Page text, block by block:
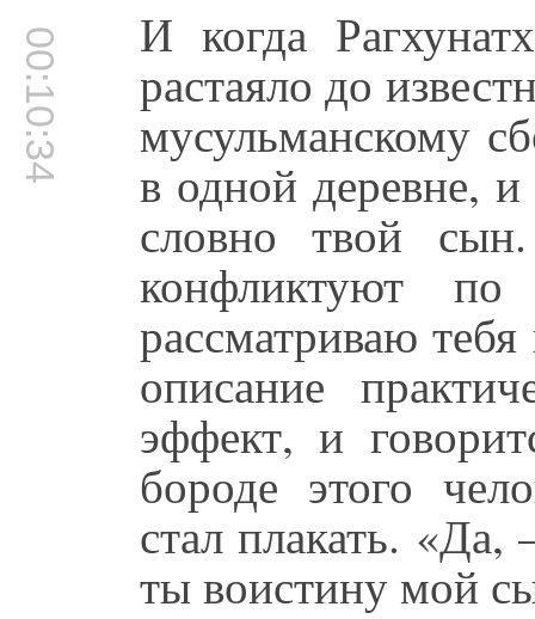
00:10:34 И когда
растаяло до
мусульманскому
в одной деревне,
словно твой
конфликтуют
рассматриваю
описание
эффект, и
бороде этого
стал плакать.
ты воистину мой